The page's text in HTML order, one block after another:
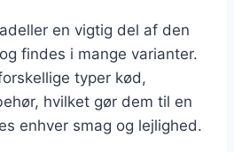
en vigtig del af den
findes i mange varianter.
typer kød,
hvilket gør dem til en
enhver smag og lejlighed.